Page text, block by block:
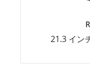
21.3 イン